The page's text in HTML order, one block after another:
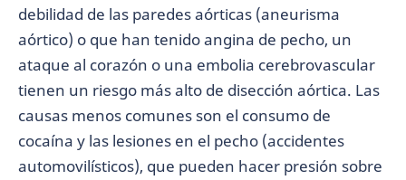
debilidad de las paredes aórticas (aneurisma
aórtico) o que han tenido angina de pecho, un
ataque al corazón o una embolia cerebrovascular
tienen un riesgo más alto de disección aórtica. Las
causas menos comunes son el consumo de
cocaína y las lesiones en el pecho (accidentes
automovilísticos), que pueden hacer presión sobre